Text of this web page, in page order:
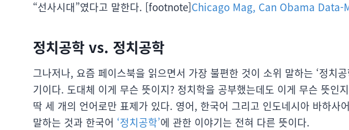
“선사시대”였다고 말한다. [footnote]Chicago Mag, Can Obama Data-
정치공학 vs. 정치공학
그나저나, 요즘 페이스북을 읽으면서 가장 불편한 것이 소위 말하는 ‘정치
기이다. 도대체 이게 무슨 뜻이지? 정치학을 공부했는데도 이게 무슨 뜻인
딱 세 개의 언어로만 표제가 있다. 영어, 한국어 그리고 인도네시아 바하사
말하는 것과 한국어 ‘정치공학’에 관한 이야기는 전혀 다른 뜻이다.